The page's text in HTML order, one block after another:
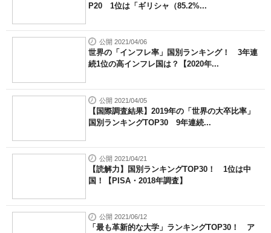
P20 1位は「ギリシャ（85.2%...
公開 2021/04/06
世界の「インフレ率」国別ランキング！ 3年連
続1位の高インフレ国は？【2020年...
公開 2021/04/05
【国際調査結果】2019年の「世界の大卒比率」
国別ランキングTOP30 9年連続...
公開 2021/04/21
【読解力】国別ランキングTOP30！ 1位は中
国！【PISA・2018年調査】
公開 2021/06/12
「最も革新的な大学」ランキングTOP30！ ア